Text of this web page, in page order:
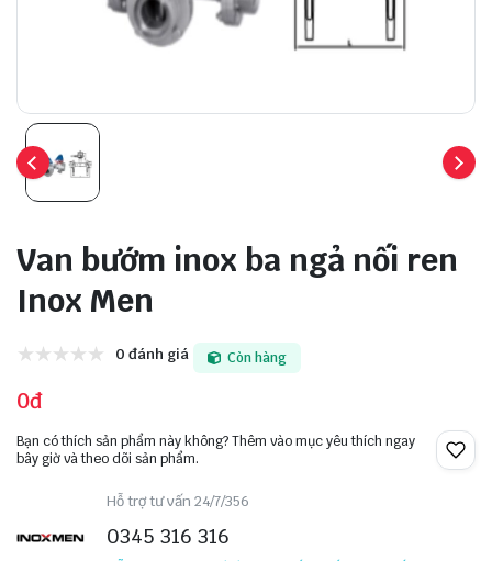
Van bướm inox ba ngả nối ren
Inox Men
0 đánh giá Còn hàng
0đ
Bạn có thích sản phẩm này không? Thêm vào mục yêu thích ngay
bây giờ và theo dõi sản phẩm.
Hỗ trợ tư vấn 24/7/356
0345 316 316